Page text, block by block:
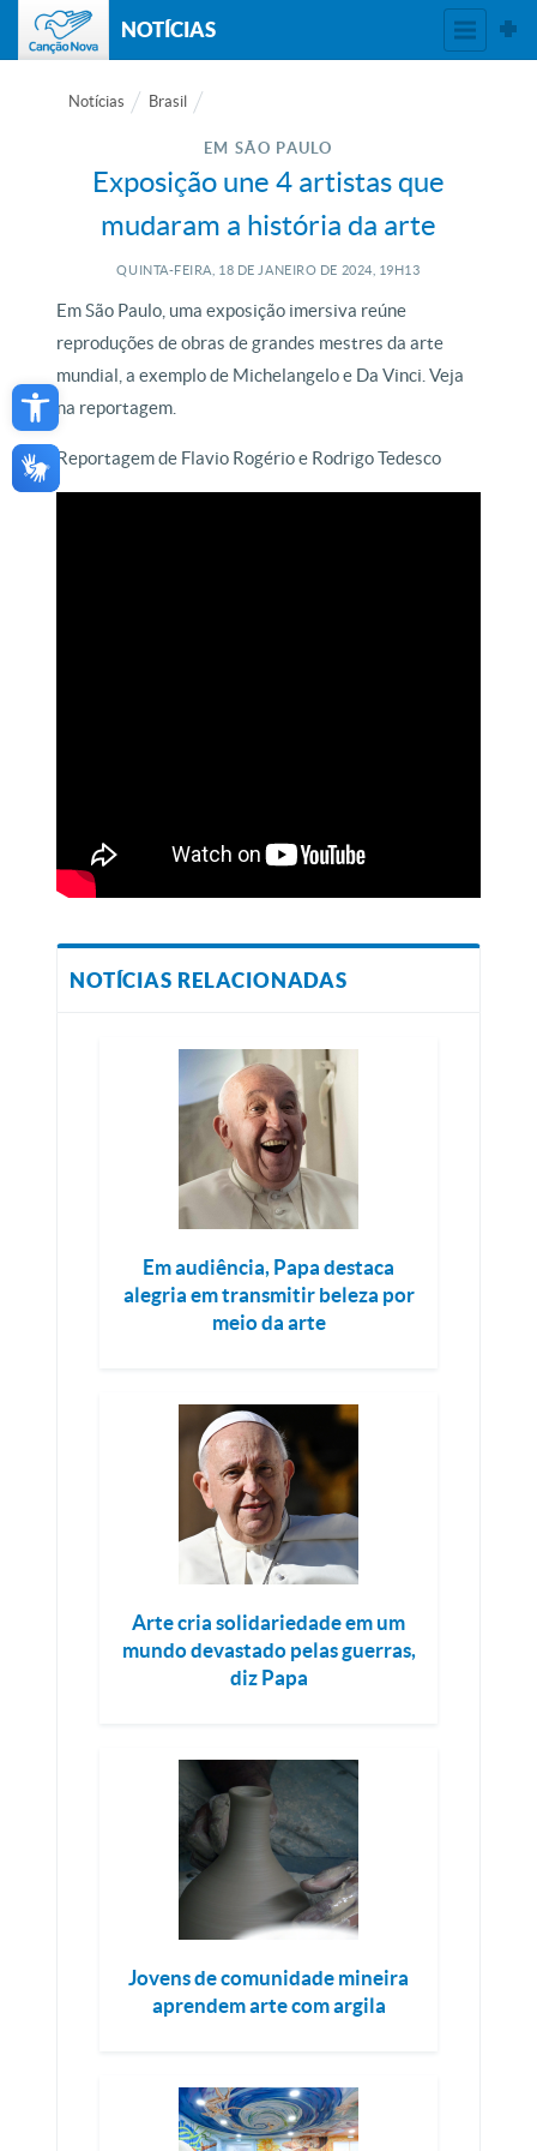
Open toolbar
NOTÍCIAS
Notícias Brasil
EM SÃO PAULO
Exposição une 4 artistas que
mudaram a história da arte
QUINTA-FEIRA, 18 DE JANEIRO DE 2024, 19H13
Em São Paulo, uma exposição imersiva reúne
reproduções de obras de grandes mestres da arte
mundial, a exemplo de Michelangelo e Da Vinci. Veja
na reportagem.
Reportagem de Flavio Rogério e Rodrigo Tedesco
NOTÍCIAS RELACIONADAS
Em audiência, Papa destaca
alegria em transmitir beleza por
meio da arte
Arte cria solidariedade em um
mundo devastado pelas guerras,
diz Papa
Jovens de comunidade mineira
aprendem arte com argila